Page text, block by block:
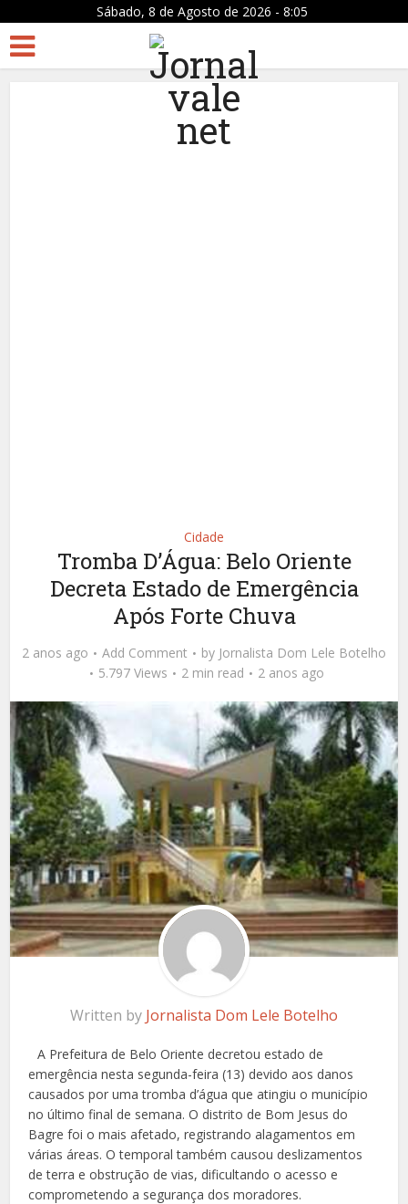
Sábado, 8 de Agosto de 2026 - 8:05
Cidade
Tromba D’Água: Belo Oriente
Decreta Estado de Emergência
Após Forte Chuva
2 anos ago Add Comment by Jornalista Dom Lele Botelho
5.797 Views
2 min read 2 anos ago
Written by Jornalista Dom Lele Botelho
A Prefeitura de Belo Oriente decretou estado de
emergência nesta segunda-feira (13) devido aos danos
causados por uma tromba d’água que atingiu o município
no último final de semana. O distrito de Bom Jesus do
Bagre foi o mais afetado, registrando alagamentos em
várias áreas. O temporal também causou deslizamentos
de terra e obstrução de vias, dificultando o acesso e
comprometendo a segurança dos moradores.